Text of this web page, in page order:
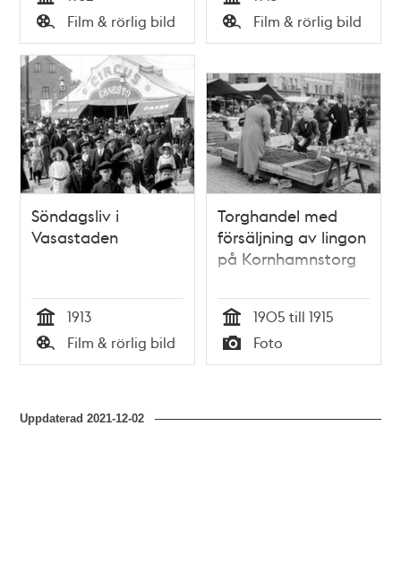
Tid
Typ
Film & rörlig bild Tid
Typ
Film & rörlig bild
Söndagsliv i
Vasastaden
Tid
1913
Typ
Film & rörlig bild
Torghandel med
försäljning av lingon
på Kornhamnstorg
Tid
1905 till 1915
Typ
Foto
Uppdaterad2021-12-02